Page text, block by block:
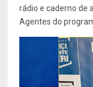
rádio e caderno de
Agentes do